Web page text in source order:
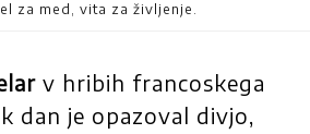
za med, vita za življenje.
v hribih francoskega
dan je opazoval divjo,